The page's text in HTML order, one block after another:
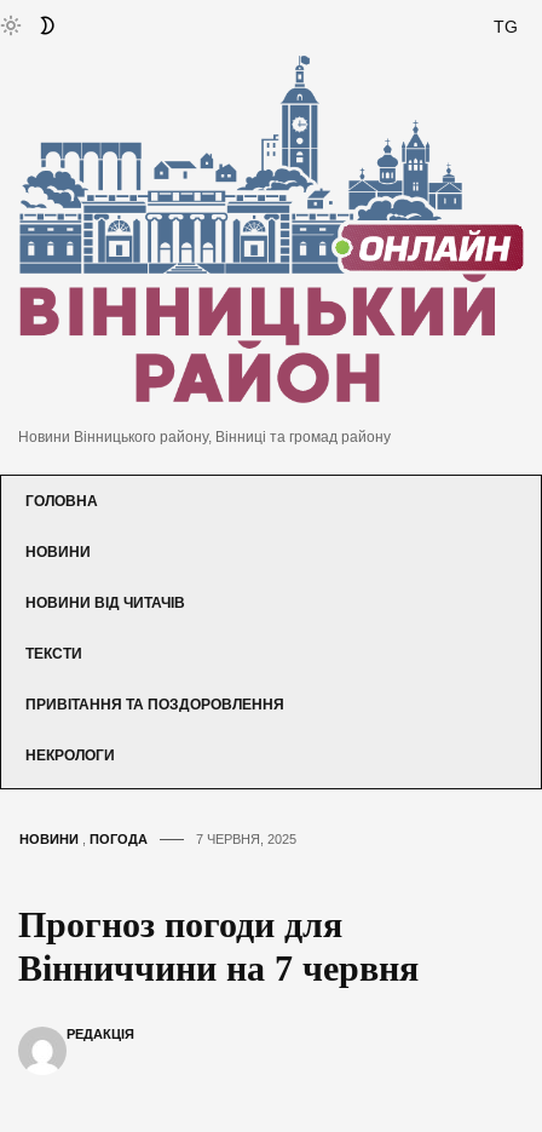
TG
Новини Вінницького району, Вінниці та громад району
ГОЛОВНА
НОВИНИ
НОВИНИ ВІД ЧИТАЧІВ
ТЕКСТИ
ПРИВІТАННЯ ТА ПОЗДОРОВЛЕННЯ
НЕКРОЛОГИ
НОВИНИ ПОГОДА 7 ЧЕРВНЯ, 2025
Прогноз погоди для
Вінниччини на 7 червня
РЕДАКЦІЯ